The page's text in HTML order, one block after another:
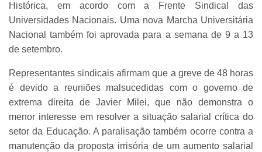
Histórica, em acordo com a Frente Sindical das
Universidades Nacionais. Uma nova Marcha Universitária
Nacional também foi aprovada para a semana de 9 a 13
de setembro.
Representantes sindicais afirmam que a greve de 48 horas
é devido a reuniões malsucedidas com o governo de
extrema direita de Javier Milei, que não demonstra o
menor interesse em resolver a situação salarial crítica do
setor da Educação. A paralisação também ocorre contra a
manutenção da proposta irrisória de um aumento salarial